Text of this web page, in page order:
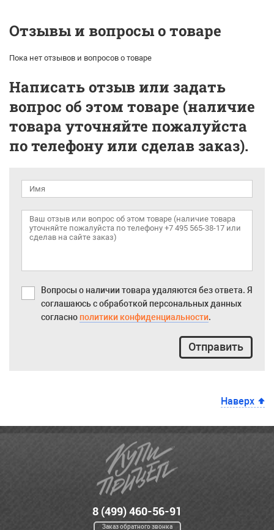
Отзывы и вопросы о товаре
Пока нет отзывов и вопросов о товаре
Написать отзыв или задать
вопрос об этом товаре (наличие
товара уточняйте пожалуйста
по телефону или сделав заказ).
Вопросы о наличии товара удаляются без ответа. Я
соглашаюсь с обработкой персональных данных
согласно политики конфиденциальности.
Отправить
Наверх
8 (499) 460-56-91
Заказ обратного звонка